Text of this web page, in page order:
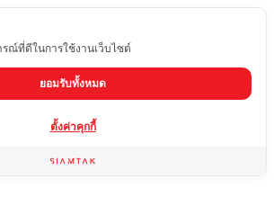
TH
หินแกรนิต GOLDEN BLACK
รณ์ที่ดีในการใช้งานเว็บไซต์
ยอมรับทั้งหมด
ตั้งค่าคุกกี้